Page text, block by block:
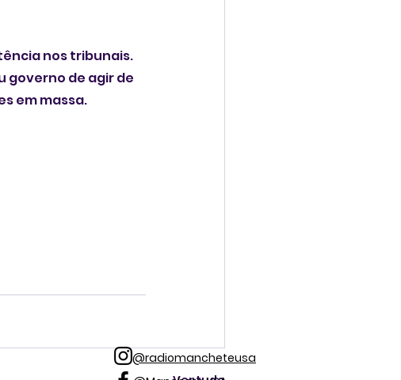
nos tribunais.
governo de agir de
em massa.
@radiomancheteusa